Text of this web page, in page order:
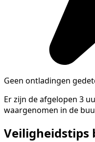
Geen ontladingen
Er zijn de afgelopen 3
waargenomen in de
Veiligheidstips